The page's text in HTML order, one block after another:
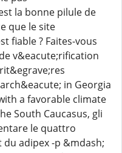
la bonne pilule de
que le site
fiable ? Faites-vous
v&eacute;rification
in Georgia
a favorable climate
South Caucasus, gli
le quattro
adipex -p &mdash;